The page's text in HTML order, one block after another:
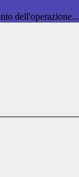
dell'operazione...